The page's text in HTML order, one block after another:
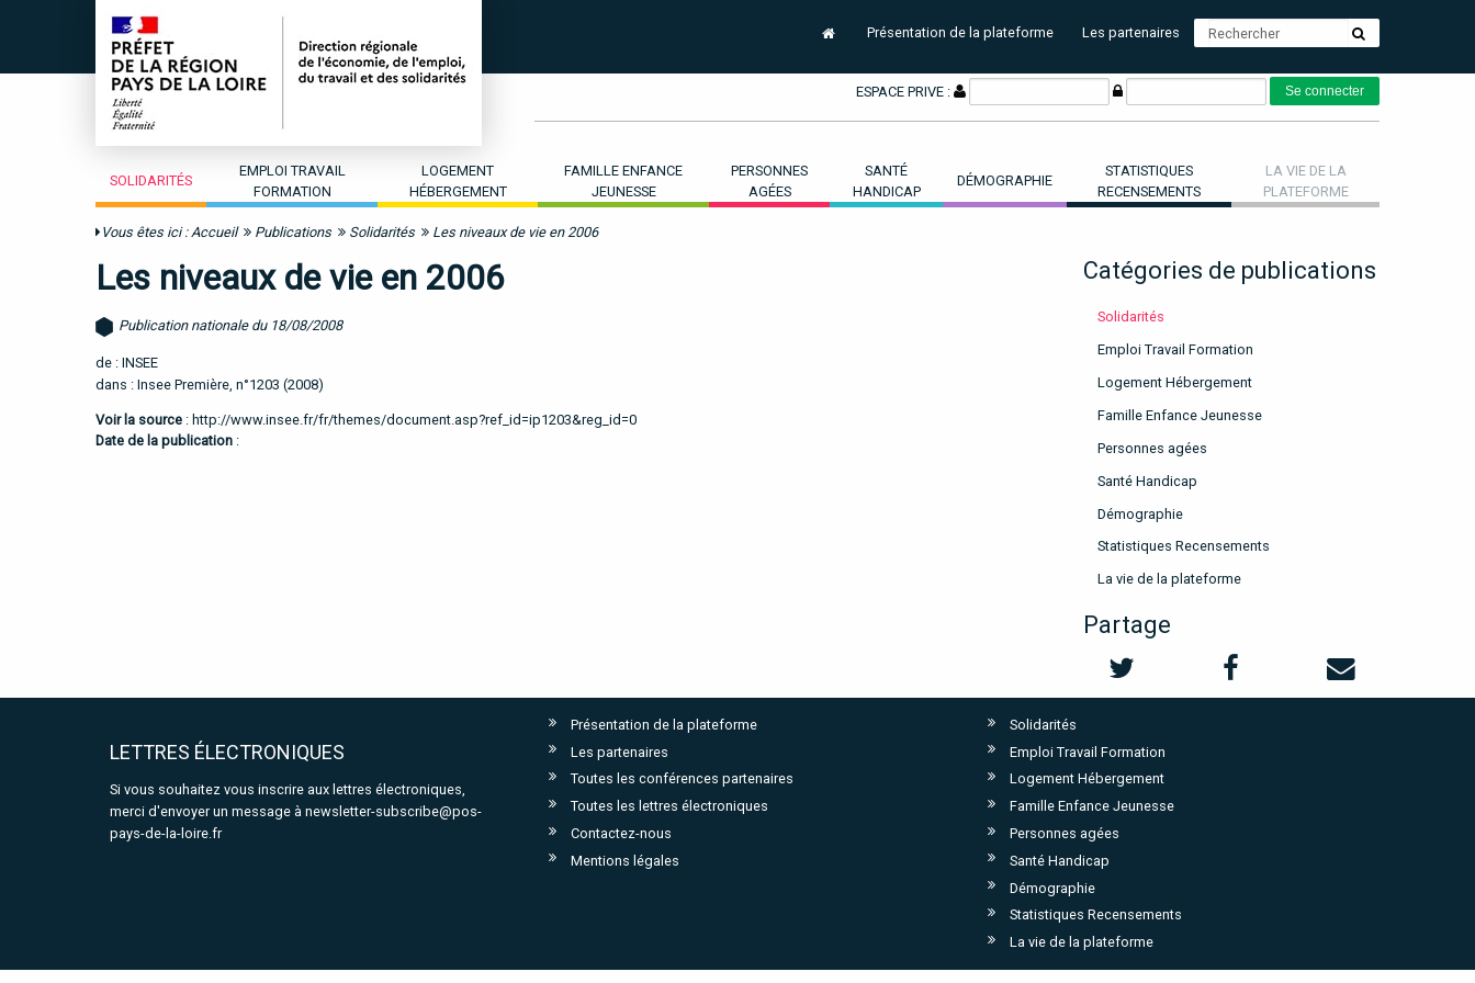
Présentation de la plateforme Les partenaires
ESPACE PRIVE :
SOLIDARITÉS
EMPLOI TRAVAIL
FORMATION
LOGEMENT
HÉBERGEMENT
FAMILLE ENFANCE
JEUNESSE
PERSONNES
AGÉES
SANTÉ
HANDICAP
DÉMOGRAPHIE
STATISTIQUES
RECENSEMENTS
LA VIE DE LA
PLATEFORME
Vous êtes ici : Accueil Publications Solidarités Les niveaux de vie en 2006
Les niveaux de vie en 2006
Publication nationale du 18/08/2008
de : INSEE
dans : Insee Première, n°1203 (2008)
Voir la source : http://www.insee.fr/fr/themes/document.asp?ref_id=ip1203&reg_id=0
Date de la publication :
Catégories de publications
Solidarités
Emploi Travail Formation
Logement Hébergement
Famille Enfance Jeunesse
Personnes agées
Santé Handicap
Démographie
Statistiques Recensements
La vie de la plateforme
Partage
LETTRES ÉLECTRONIQUES
Si vous souhaitez vous inscrire aux lettres électroniques,
merci d'envoyer un message à newsletter-subscribe@pos-
pays-de-la-loire.fr
Présentation de la plateforme
Les partenaires
Toutes les conférences partenaires
Toutes les lettres électroniques
Contactez-nous
Mentions légales
Solidarités
Emploi Travail Formation
Logement Hébergement
Famille Enfance Jeunesse
Personnes agées
Santé Handicap
Démographie
Statistiques Recensements
La vie de la plateforme